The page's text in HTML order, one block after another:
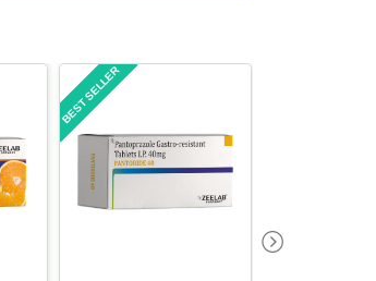
BEST SELLER